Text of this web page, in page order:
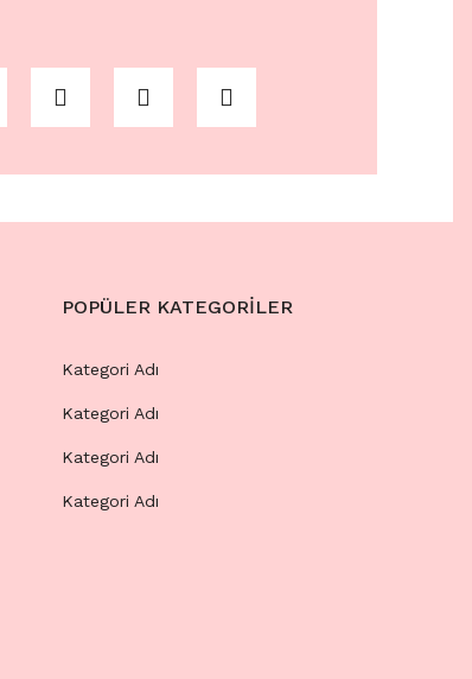
POPÜLER KATEGORİLER
Kategori Adı
Kategori Adı
Kategori Adı
Kategori Adı